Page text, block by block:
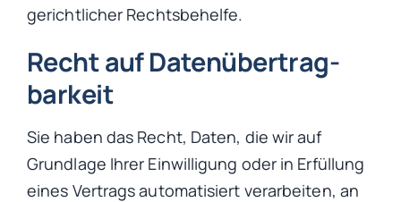
gerichtlicher Rechtsbehelfe.
Recht auf Daten­übertrag­
barkeit
Sie haben das Recht, Daten, die wir auf
Grundlage Ihrer Einwilligung oder in Erfüllung
eines Vertrags automatisiert verarbeiten, an